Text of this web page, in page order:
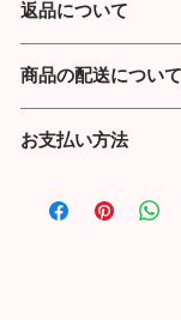
返品について
商品到着より７日以
返品送料について：
初期不良の場合は、
す。
商品の配送について
上ご購入で送料無料
(～99,999円) 432円
お支払い方法